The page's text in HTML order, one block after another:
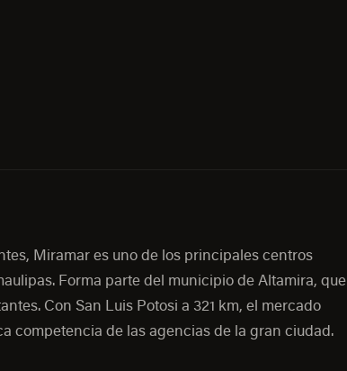
Miramar es uno de los principales centros
Forma parte del municipio de Altamira, que
Con San Luis Potosi a 321 km, el mercado
competencia de las agencias de la gran ciudad.